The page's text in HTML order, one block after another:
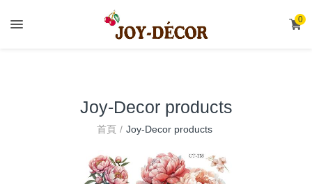
0
Joy-Decor products
首頁 Joy-Decor products